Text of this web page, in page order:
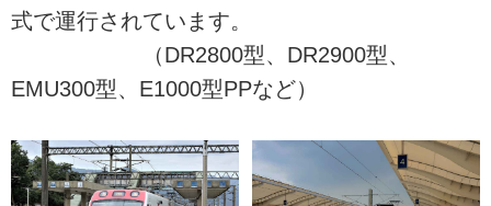
式で運行されています。
（DR2800型、DR2900型、
EMU300型、E1000型PPなど）